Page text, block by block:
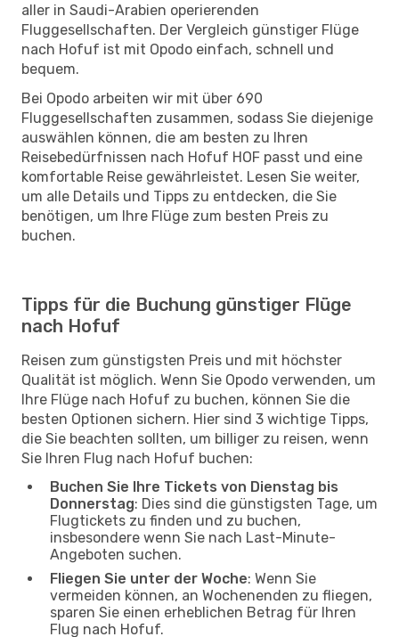
aller in Saudi-Arabien operierenden
Fluggesellschaften. Der Vergleich günstiger Flüge
nach Hofuf ist mit Opodo einfach, schnell und
bequem.
Bei Opodo arbeiten wir mit über 690
Fluggesellschaften zusammen, sodass Sie diejenige
auswählen können, die am besten zu Ihren
Reisebedürfnissen nach Hofuf HOF passt und eine
komfortable Reise gewährleistet. Lesen Sie weiter,
um alle Details und Tipps zu entdecken, die Sie
benötigen, um Ihre Flüge zum besten Preis zu
buchen.
Tipps für die Buchung günstiger Flüge
nach Hofuf
Reisen zum günstigsten Preis und mit höchster
Qualität ist möglich. Wenn Sie Opodo verwenden, um
Ihre Flüge nach Hofuf zu buchen, können Sie die
besten Optionen sichern. Hier sind 3 wichtige Tipps,
die Sie beachten sollten, um billiger zu reisen, wenn
Sie Ihren Flug nach Hofuf buchen:
Buchen Sie Ihre Tickets von Dienstag bis
Donnerstag: Dies sind die günstigsten Tage, um
Flugtickets zu finden und zu buchen,
insbesondere wenn Sie nach Last-Minute-
Angeboten suchen.
Fliegen Sie unter der Woche: Wenn Sie
vermeiden können, an Wochenenden zu fliegen,
sparen Sie einen erheblichen Betrag für Ihren
Flug nach Hofuf.